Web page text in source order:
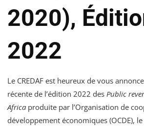
2020),
2022
Le CREDAF est heureux de vous
récente de l’édition 2022 des Public
Africa produite par l’Organisation de
développement économiques (OCDE),